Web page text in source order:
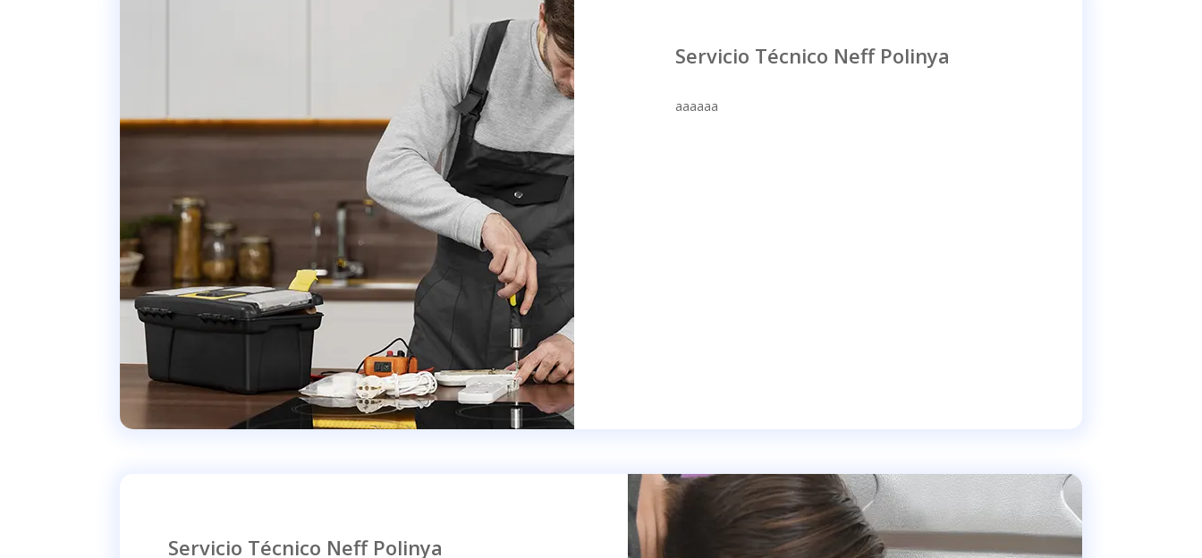
Servicio Técnico Neff Polinya
aaaaaa
Servicio Técnico Neff Polinya